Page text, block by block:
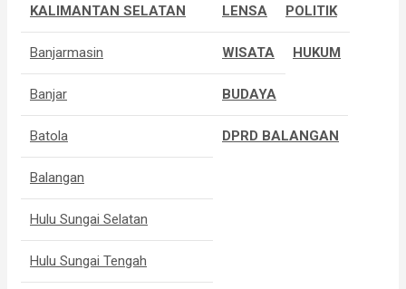
KALIMANTAN SELATAN
Banjarmasin
Banjar
Batola
Balangan
Hulu Sungai Selatan
Hulu Sungai Tengah
LENSA POLITIK
WISATA HUKUM
BUDAYA
DPRD BALANGAN